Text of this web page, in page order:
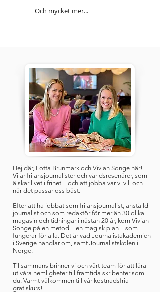
Och mycket mer...
Hej där, Lotta Brunmark och Vivian Songe här!
Vi är frilansjournalister och världsresenärer, som
älskar livet i frihet – och att jobba var vi vill och
när det passar oss bäst.
Efter att ha jobbat som frilansjournalist, anställd
journalist och som redaktör för mer än 30 olika
magasin och tidningar i nästan 20 år, kom Vivian
Songe på en metod – en magisk plan – som
fungerar för alla. Det är vad Journalistakademien
i Sverige handlar om, samt Journalistskolen i
Norge.
Tillsammans brinner vi och vårt team för att lära
ut våra hemligheter till framtida skribenter som
du. Varmt välkommen till vår kostnadsfria
gratiskurs!